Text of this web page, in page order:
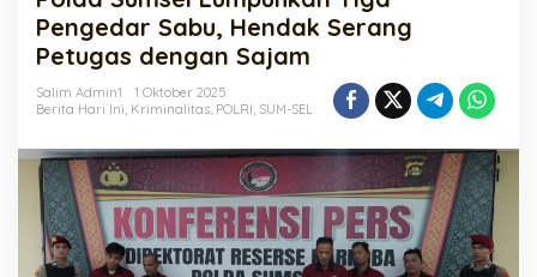
Tiga
Pengedar
Sabu,
Serang
dengan
Sajam
Pengedar Sabu, Hendak Serang
Petugas dengan Sajam
Salim Admin1
1 Oktober 2025
Berita Hari Ini, Kriminalitas, POLRI, SUM-SEL